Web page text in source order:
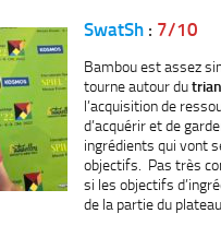
SwatSh : 7/10
Bambou est assez
tourne autour du
l’acquisition de
d’acquérir et de
ingrédients qui vont
objectifs. Pas très
si les objectifs
de la partie du